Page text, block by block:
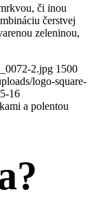
či inou
čerstvej
zeleninou,
2.jpg 1500
logo-square-
16
a polentou